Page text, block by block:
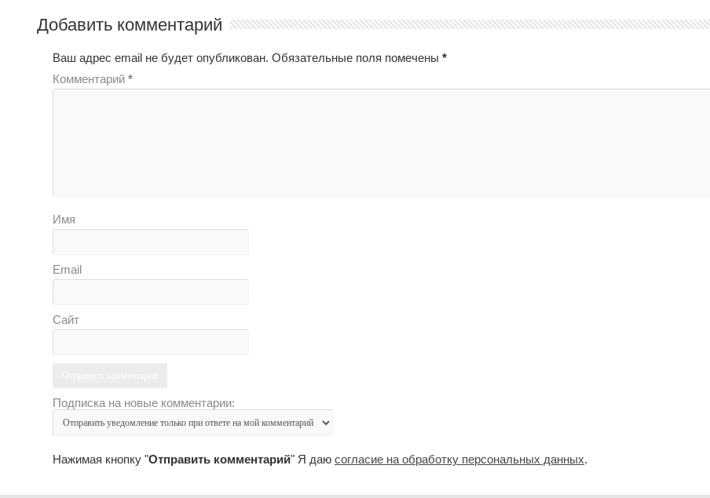
Добавить комментарий
Ваш адрес email не будет опубликован. Обязательные поля помечены *
Комментарий *
Имя
Email
Сайт
Подписка на новые комментарии:
Нажимая кнопку "Отправить комментарий" Я даю согласие на обработку персональных данных.